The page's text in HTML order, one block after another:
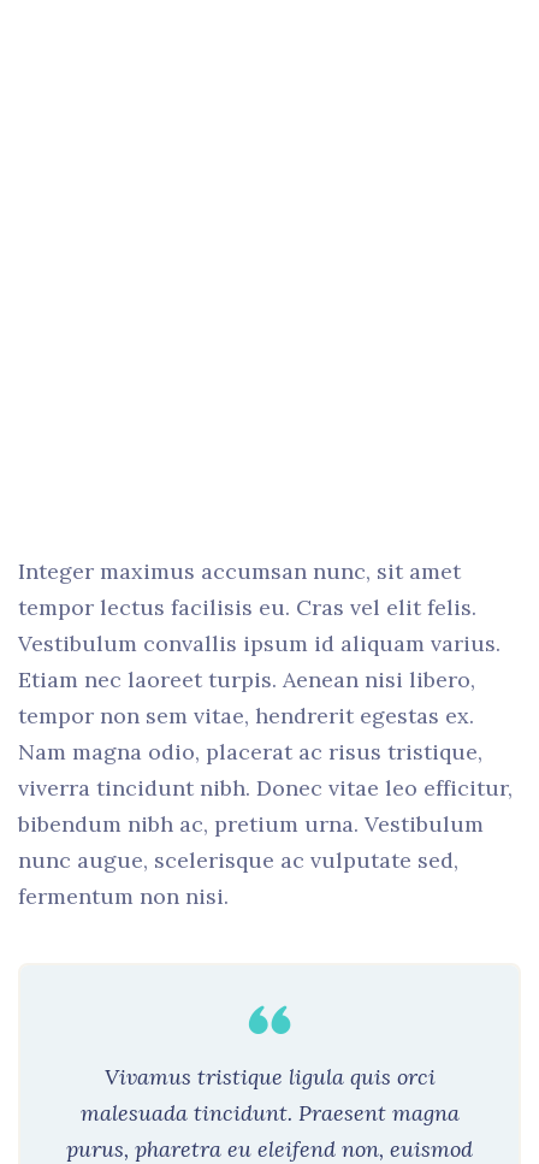
Integer maximus accumsan nunc, sit amet
tempor lectus facilisis eu. Cras vel elit felis.
Vestibulum convallis ipsum id aliquam varius.
Etiam nec laoreet turpis. Aenean nisi libero,
tempor non sem vitae, hendrerit egestas ex.
Nam magna odio, placerat ac risus tristique,
viverra tincidunt nibh. Donec vitae leo efficitur,
bibendum nibh ac, pretium urna. Vestibulum
nunc augue, scelerisque ac vulputate sed,
fermentum non nisi.
Vivamus tristique ligula quis orci
malesuada tincidunt. Praesent magna
purus, pharetra eu eleifend non, euismod